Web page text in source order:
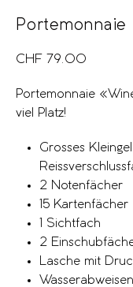
CHF 79.00
Portemonnaie
viel Platz!
Grosses
2 Notenfächer
15 Kartenfächer
1 Sichtfach
2
Lasche mit